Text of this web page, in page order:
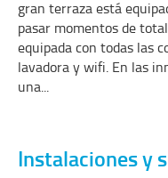
gran terraza está
pasar momentos de
equipada con todas las
lavadora y wifi. En las
una...
Instalaciones y